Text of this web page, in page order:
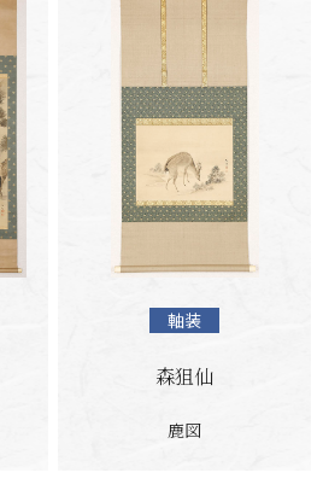
軸装
森狙仙
鹿図